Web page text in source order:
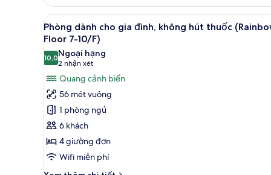
Xem
tất
cả
ảnh
Phòng
dành
cho
gia
đình,
không
hút
Phòng dành cho gia đình,
8
Phòng dành cho gia đình, không hút thuốc
Floor 7-10/F)
10,010,0 trên 10
Ngoại hạng
2 nhận xét
(2
nhận
xét)
Quang cảnh biển
56 mét vuông
1 phòng ngủ
6 khách
4 giường đơn
Wifi miễn phí